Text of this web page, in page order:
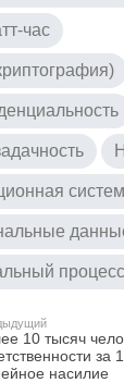
час
10 тысяч
за
насилие